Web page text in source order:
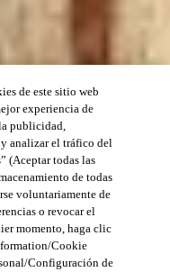
de este sitio web
experiencia de
publicidad,
analizar el tráfico del
(Aceptar todas las
de todas
voluntariamente de
o revocar el
momento, haga clic
Cookie
Configuración de